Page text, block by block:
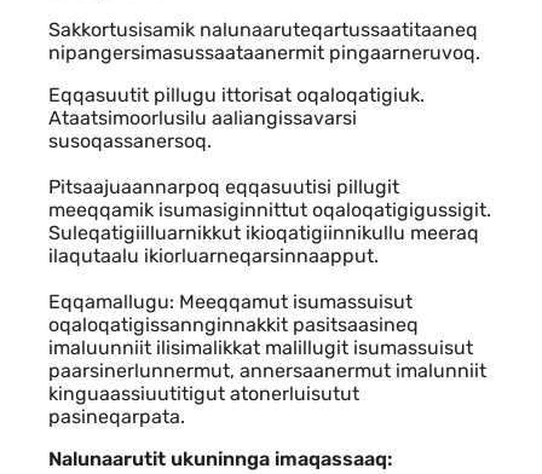
Sakkortusisamik nalunaaruteqartussaatitaaneq
nipangersimasussaataanermit pingaarneruvoq.
Eqqasuutit pillugu ittorisat oqaloqatigiuk.
Ataatsimoorlusilu aaliangissavarsi
susoqassanersoq.
Pitsaajuaannarpoq eqqasuutisi pillugit
meeqqamik isumasiginnittut oqaloqatigigussigit.
Suleqatigiilluarnikkut ikioqatigiinnikullu meeraq
ilaqutaalu ikiorluarneqarsinnaapput.
Eqqamallugu: Meeqqamut isumassuisut
oqaloqatigissannginnakkit pasitsaasineq
imaluunniit ilisimalikkat malillugit isumassuisut
paarsinerlunnermut, annersaanermut imalunniit
kinguaassiuutitigut atonerluisutut
pasineqarpata.
Nalunaarutit ukuninnga imaqassaaq: